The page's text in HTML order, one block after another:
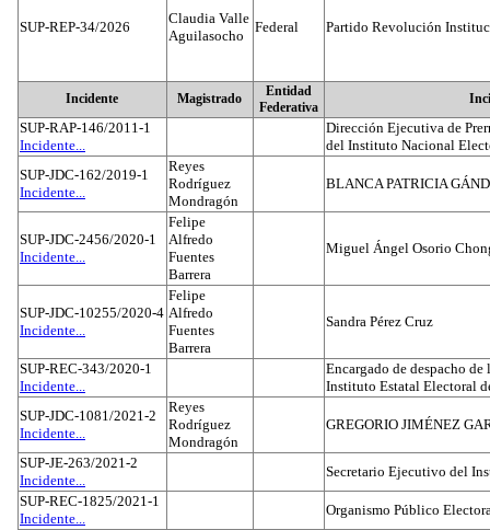
SUP-REP-34/2026
Claudia Valle
Aguilasocho
Federal Partido Revolución
Incidente Magistrado
Entidad
Federativa
SUP-RAP-146/2011-1
Incidente...
Dirección Ejecutiva de
del Instituto Nacional
SUP-JDC-162/2019-1
Incidente...
Reyes
Rodríguez
Mondragón
BLANCA PATRICIA
SUP-JDC-2456/2020-1
Incidente...
Felipe
Alfredo
Fuentes
Barrera
Miguel Ángel Osorio
SUP-JDC-10255/2020-4
Incidente...
Felipe
Alfredo
Fuentes
Barrera
Sandra Pérez Cruz
SUP-REC-343/2020-1
Incidente...
Encargado de despacho
Instituto Estatal Electoral
SUP-JDC-1081/2021-2
Incidente...
Reyes
Rodríguez
Mondragón
GREGORIO JIMÉNEZ
SUP-JE-263/2021-2
Incidente...
Secretario Ejecutivo del
SUP-REC-1825/2021-1
Incidente...
Organismo Público